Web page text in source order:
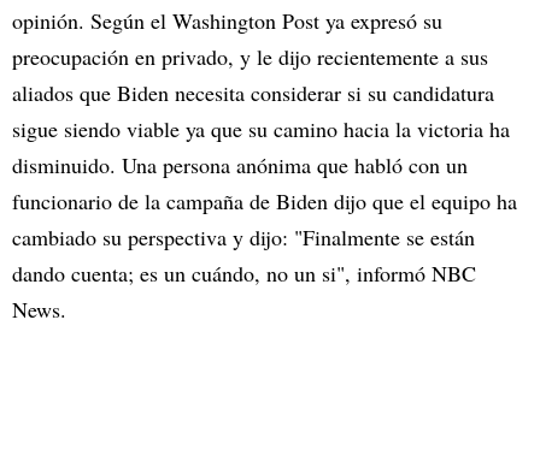
opinión. Según el Washington Post ya expresó su
preocupación en privado, y le dijo recientemente a sus
aliados que Biden necesita considerar si su candidatura
sigue siendo viable ya que su camino hacia la victoria ha
disminuido. Una persona anónima que habló con un
funcionario de la campaña de Biden dijo que el equipo ha
cambiado su perspectiva y dijo: "Finalmente se están
dando cuenta; es un cuándo, no un si", informó NBC
News.